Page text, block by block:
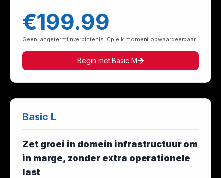
€199.99
Geen langetermijnverbintenis. Op elk moment opwaardeerbaar.
Begin met Basic M
Basic L
Zet groei in domein infrastructuur om
in marge, zonder extra operationele
last